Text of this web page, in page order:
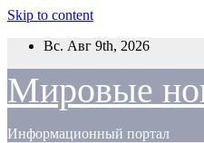
Skip to content
Вс. Авг 9th, 2026
Мировые
Информационный портал